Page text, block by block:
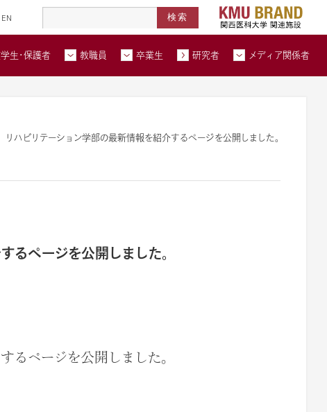
EN
生・保護者 教職員 卒業生 研究者 メディア関係者
北河内メディカルネットワーク
高度医療人材養成拠点形成事業
在学生・保護者トップページへ
教職員トップページへ
卒業生トップページへ
リハビリテーション学部の最新情報を紹介するページを公開しました。
るページを公開しました。
るページを公開しました。